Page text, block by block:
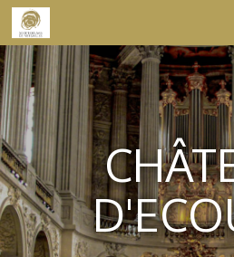
Skip to content